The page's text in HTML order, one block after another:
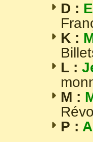
D :
K :
L :
M :
P :